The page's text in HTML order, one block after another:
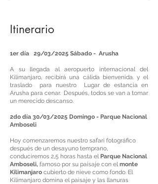
Itinerario
1er día 29/03/2025 Sábado - Arusha
A su llegada al aeropuerto internacional del
Kilimanjaro, recibirá una cálida bienvenida. y el
traslado para nuestro Lugar de estancia en
Arusha para cenar. Después, todos se van a tomar
un merecido descanso.
2do día 30/03/2025 Domingo - Parque Nacional
Amboseli
Hoy comenzaremos nuestro safari fotográfico
después de un desayuno temprano,
conduciremos 2,5 horas hasta el Parque Nacional
Amboseli, famoso por su paisaje con elmonte
Kilimanjaro cubierto de nieve como fondo. El
Kilimanjaro domina el paisaje y las llanuras